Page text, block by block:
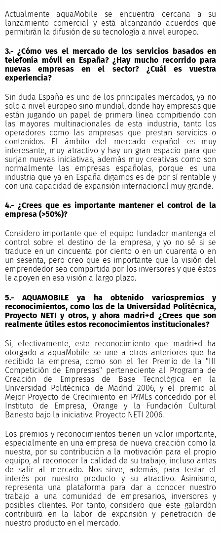
Actualmente aquaMobile se encuentra cercana a su
lanzamiento comercial y está alcanzando acuerdos que
permitirán la difusión de su tecnología a nivel europeo.
3.- ¿Cómo ves el mercado de los servicios basados en
telefonía móvil en España? ¿Hay mucho recorrido para
nuevas empresas en el sector? ¿Cuál es vuestra
experiencia?
Sin duda España es uno de los principales mercados, ya no
solo a nivel europeo sino mundial, donde hay empresas que
están jugando un papel de primera línea compitiendo con
las mayores multinacionales de esta industria, tanto los
operadores como las empresas que prestan servicios o
contenidos. El ámbito del mercado español es muy
interesante, muy atractivo y hay un gran espacio para que
surjan nuevas iniciativas, además muy creativas como son
normalmente las empresas españolas, porque es una
industria que ya en España digamos es de por sí rentable y
con una capacidad de expansión internacional muy grande.
4.- ¿Crees que es importante mantener el control de la
empresa (>50%)?
Considero importante que el equipo fundador mantenga el
control sobre el destino de la empresa, y yo no sé si se
traduce en un cincuenta por ciento o en un cuarenta o en
un sesenta, pero creo que es importante que la visión del
emprendedor sea compartida por los inversores y que éstos
le apoyen en esa visión a largo plazo.
5.- AQUAMOBILE ya ha obtenido variospremios y
reconocimientos, como los de la Universidad Politécnica,
Proyecto NETI y otros, y ahora madri+d ¿Crees que son
realmente útiles estos reconocimientos institucionales?
Sí, efectivamente, este reconocimiento que madri+d ha
otorgado a aquaMobile se une a otros anteriores que ha
recibido la empresa, como son el 1er Premio de la "III
Competición de Empresas" perteneciente al Programa de
Creación de Empresas de Base Tecnológica en la
Universidad Politécnica de Madrid 2006, y el premio al
Mejor Proyecto de Crecimiento en PYMEs concedido por el
Instituto de Empresa, Orange y la Fundación Cultural
Banesto bajo la iniciativa Proyecto NETI 2006.
Los premios y reconocimientos tienen un valor importante,
especialmente en una empresa de nueva creación como la
nuestra, por su contribución a la motivación para el propio
equipo, al reconocer la calidad de su trabajo, incluso antes
de salir al mercado. Nos sirve, además, para testar el
interés por nuestro producto y su atractivo. Asimismo,
representa una plataforma para dar a conocer nuestro
trabajo a una comunidad de empresarios, inversores y
posibles clientes. Por tanto, considero que este galardón
contribuirá en la labor de expansión y penetración de
nuestro producto en el mercado.